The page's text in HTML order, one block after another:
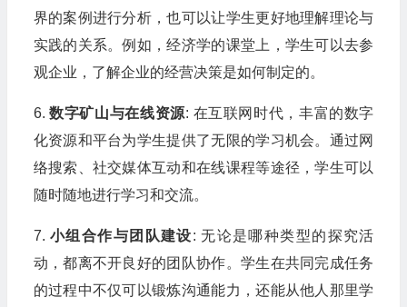
界的案例进行分析，也可以让学生更好地理解理论与
实践的关系。例如，经济学的课堂上，学生可以去参
观企业，了解企业的经营决策是如何制定的。
6.数字矿山与在线资源: 在互联网时代，丰富的数字
化资源和平台为学生提供了无限的学习机会。通过网
络搜索、社交媒体互动和在线课程等途径，学生可以
随时随地进行学习和交流。
7.小组合作与团队建设: 无论是哪种类型的探究活
动，都离不开良好的团队协作。学生在共同完成任务
的过程中不仅可以锻炼沟通能力，还能从他人那里学